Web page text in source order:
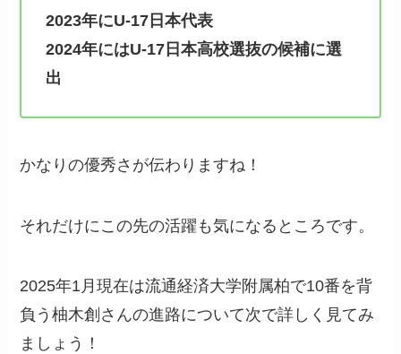
2023年にU-17日本代表
2024年にはU-17日本高校選抜の候補に選
出
かなりの優秀さが伝わりますね！
それだけにこの先の活躍も気になるところです。
2025年1月現在は流通経済大学附属柏で10番を背
負う柚木創さんの進路について次で詳しく見てみ
ましょう！